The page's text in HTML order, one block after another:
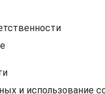
и использование